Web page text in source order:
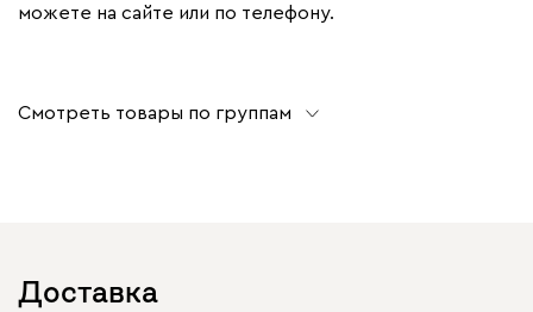
можете на сайте или по телефону.
Смотреть товары по группам
Доставка